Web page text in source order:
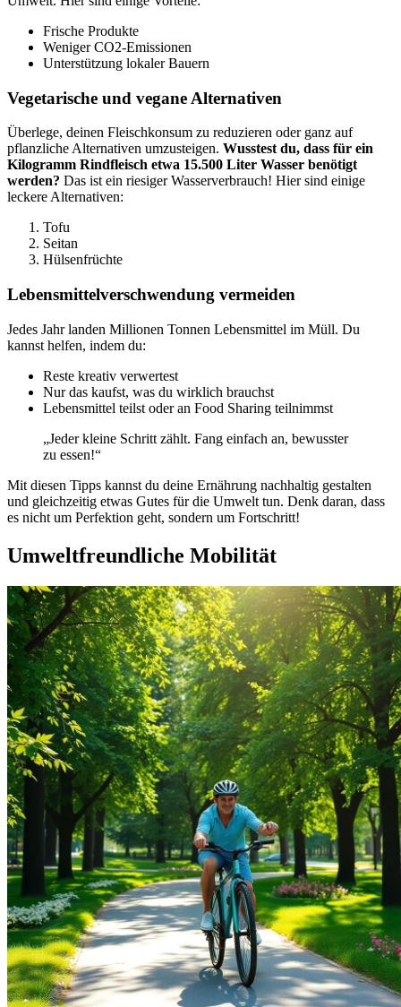
Frische Produkte
Weniger CO2-Emissionen
Unterstützung lokaler Bauern
Vegetarische und vegane Alternativen
Überlege, deinen Fleischkonsum zu reduzieren oder ganz auf
pflanzliche Alternativen umzusteigen. Wusstest du, dass für ein
Kilogramm Rindfleisch etwa 15.500 Liter Wasser benötigt
werden? Das ist ein riesiger Wasserverbrauch! Hier sind einige
leckere Alternativen:
Tofu
Seitan
Hülsenfrüchte
Lebensmittelverschwendung vermeiden
Jedes Jahr landen Millionen Tonnen Lebensmittel im Müll. Du
kannst helfen, indem du:
Reste kreativ verwertest
Nur das kaufst, was du wirklich brauchst
Lebensmittel teilst oder an Food Sharing teilnimmst
„Jeder kleine Schritt zählt. Fang einfach an, bewusster
zu essen!“
Mit diesen Tipps kannst du deine Ernährung nachhaltig gestalten
und gleichzeitig etwas Gutes für die Umwelt tun. Denk daran, dass
es nicht um Perfektion geht, sondern um Fortschritt!
Umweltfreundliche Mobilität